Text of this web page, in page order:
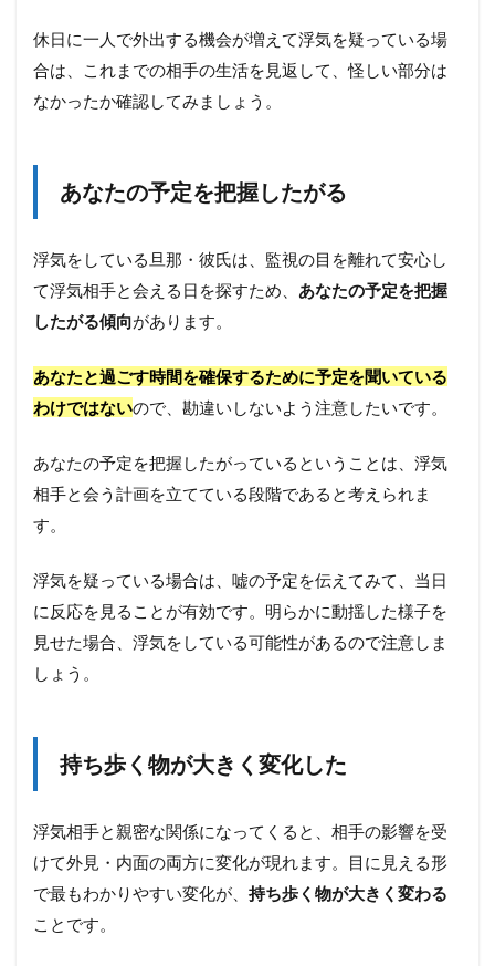
たの
目の
前で
LINE
を見
た
ホに
ロッ
クを
かけ
うに
なっ
た
LINE
の名
ーム
に変
えた
2.5
予測
単語
を発
た
3
旦
那・
彼氏
休日に一人で外出する機会が増えて浮気を疑っている場
合は、これまでの相手の生活を見返して、怪しい部分は
なかったか確認してみましょう。
あなたの予定を把握したがる
浮気をしている旦那・彼氏は、監視の目を離れて安心し
て浮気相手と会える日を探すため、 あなたの予定を把握
したがる傾向があります。
あなたと過ごす時間を確保するために予定を聞いている
わけではないので、勘違いしないよう注意したいです。
あなたの予定を把握したがっているということは、浮気
相手と会う計画を立てている段階であると考えられま
す。
浮気を疑っている場合は、嘘の予定を伝えてみて、当日
に反応を見ることが有効です。明らかに動揺した様子を
見せた場合、浮気をしている可能性があるので注意しま
しょう。
持ち歩く物が大きく変化した
浮気相手と親密な関係になってくると、相手の影響を受
けて外見・内面の両方に変化が現れます。目に見える形
で最もわかりやすい変化が、 持ち歩く物が大きく変わる
ことです。